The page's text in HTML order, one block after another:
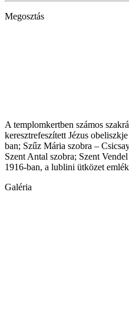
Megosztás
A templomkertben számos
keresztrefeszített Jézus
ban; Szűz Mária szobra –
Szent Antal szobra; Szent
1916-ban, a lublini ütközet
Galéria